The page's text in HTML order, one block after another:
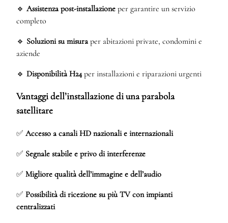
🔹 Assistenza post-installazione per garantire un servizio
completo
🔹 Soluzioni su misuraper abitazioni private, condomini e
aziende
🔹 Disponibilità H24per installazioni e riparazioni urgenti
Vantaggi dell’installazione di una parabola
satellitare
✅ Accesso a canali HD nazionali e internazionali
✅ Segnale stabile e privo di interferenze
✅ Migliore qualità dell’immagine e dell’audio
✅ Possibilità di ricezione su più TV con impianti
centralizzati